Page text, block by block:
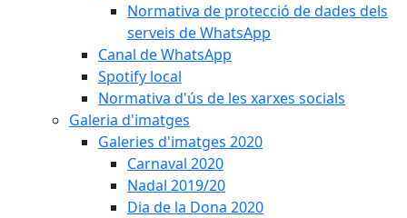
Normativa de protecció de dades dels
serveis de WhatsApp
Canal de WhatsApp
Spotify local
Normativa d'ús de les xarxes socials
Galeria d'imatges
Galeries d'imatges 2020
Carnaval 2020
Nadal 2019/20
Dia de la Dona 2020